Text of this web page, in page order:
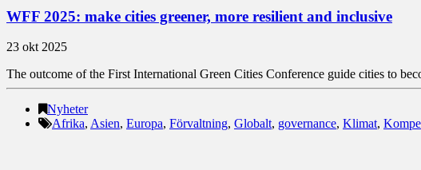
WFF 2025: make cities greener, more resilient and inclusive
23 okt 2025
The outcome of the First International Green Cities Conference guide cities to
Nyheter
Afrika, Asien, Europa, Förvaltning, Globalt, governance, Klimat,